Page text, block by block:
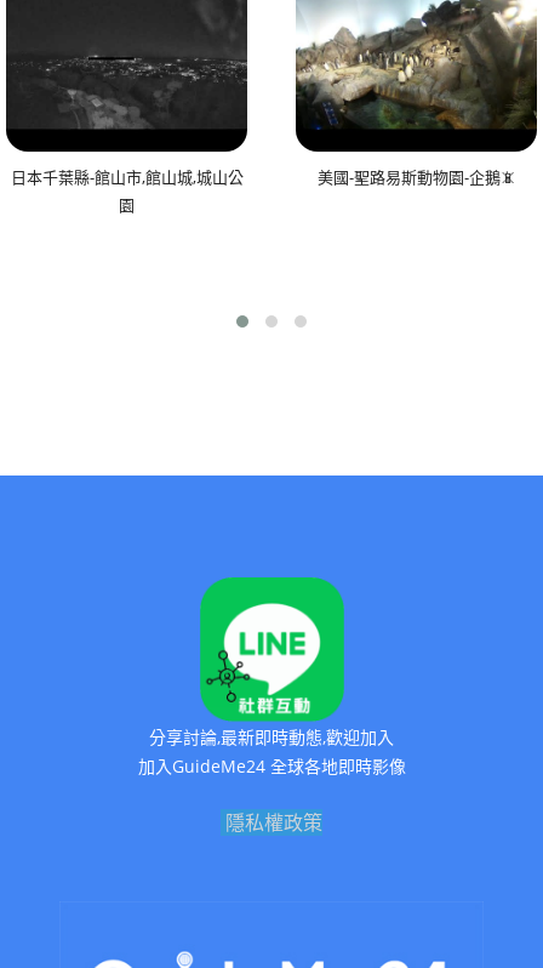
日本千葉縣-館山市,館山城,城山公
園
美國-聖路易斯動物園-企鵝📵
分享討論,最新即時動態,歡迎加入
加入GuideMe24 全球各地即時影像
隱私權政策